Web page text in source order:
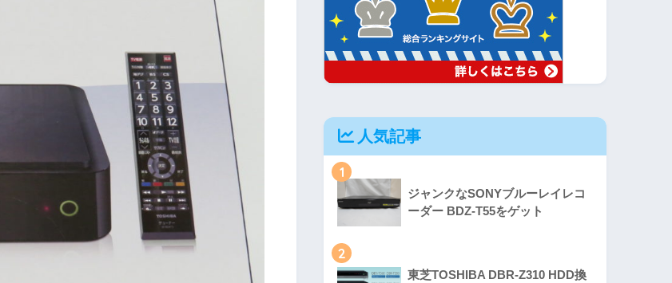
人気記事
1
ジャンクなSONYブルーレイレコ
ーダー BDZ-T55をゲット
2
東芝TOSHIBA DBR-Z310 HDD換